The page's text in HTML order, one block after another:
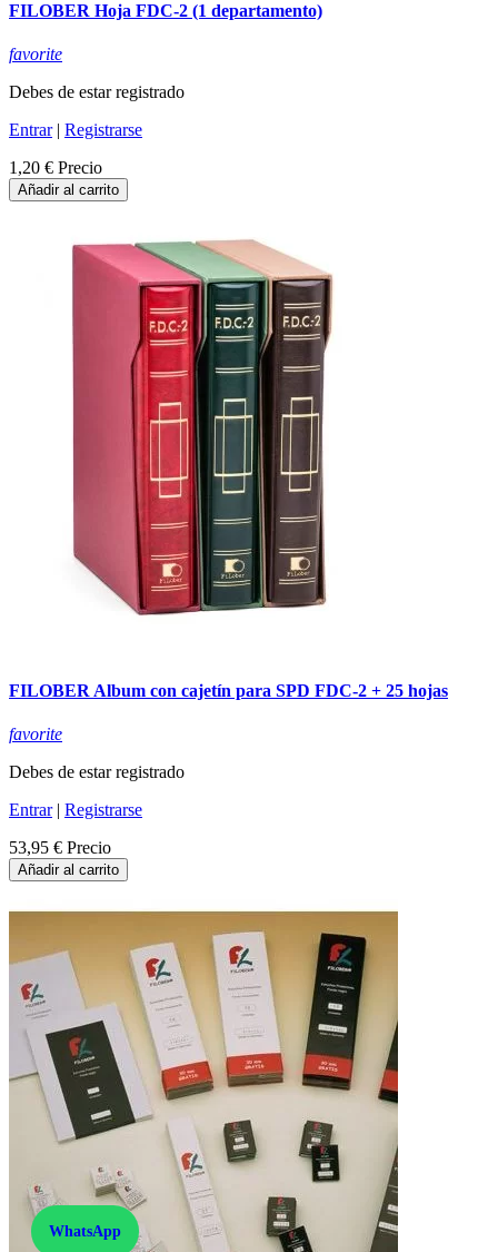
FILOBER Hoja FDC-2 (1 departamento)
favorite
Debes de estar registrado
Entrar| Registrarse
1,20 € Precio
Añadir al carrito
FILOBER Album con cajetín para SPD FDC-2 + 25 hojas
favorite
Debes de estar registrado
Entrar| Registrarse
53,95 € Precio
Añadir al carrito
WhatsApp